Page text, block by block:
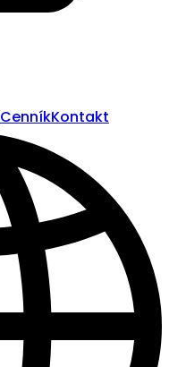
CenníkKontakt